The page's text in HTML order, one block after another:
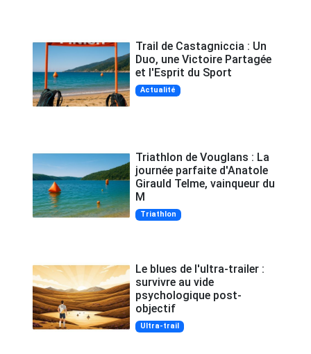
Trail de Castagniccia : Un
Duo, une Victoire Partagée
et l'Esprit du Sport
Actualité
Triathlon de Vouglans : La
journée parfaite d'Anatole
Girauld Telme, vainqueur du
M
Triathlon
Le blues de l'ultra-trailer :
survivre au vide
psychologique post-
objectif
Ultra-trail